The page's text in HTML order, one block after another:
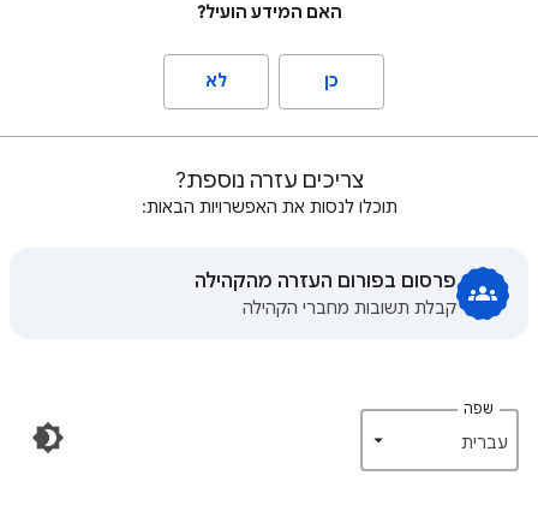
האם המידע הועיל?
כן לא
צריכים עזרה נוספת?
תוכלו לנסות את האפשרויות הבאות:
פרסום בפורום העזרה מהקהילה
קבלת תשובות מחברי הקהילה
שפה
‏עברית